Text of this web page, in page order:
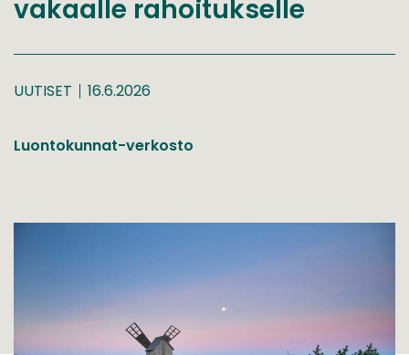
vakaalle rahoitukselle
UUTISET 16.6.2026
Luontokunnat-verkosto